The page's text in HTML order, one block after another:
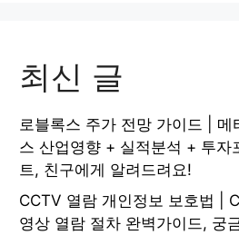
최신 글
로블록스 주가 전망 가이드 | 메
스 산업영향 + 실적분석 + 투자
트, 친구에게 알려드려요!
CCTV 열람 개인정보 보호법 |
영상 열람 절차 완벽가이드, 궁